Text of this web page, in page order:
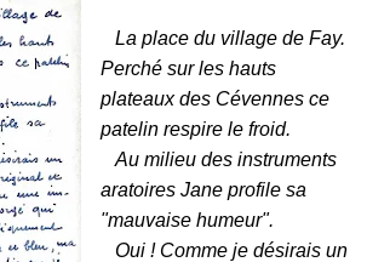
La place du village de Fay.
Perché sur les hauts
plateaux des Cévennes ce
patelin respire le froid.
Au milieu des instruments
aratoires Jane profile sa
"mauvaise humeur".
Oui ! Comme je désirais un